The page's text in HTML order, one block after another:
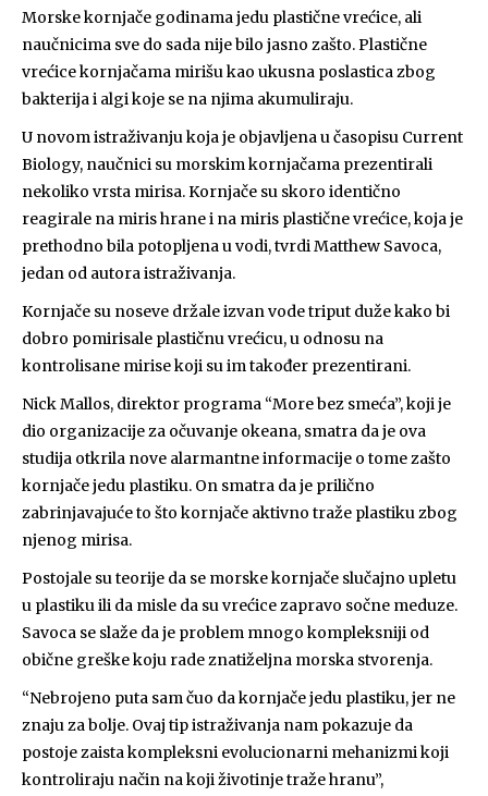
Morske kornjače godinama jedu plastične vrećice, ali
naučnicima sve do sada nije bilo jasno zašto. Plastične
vrećice kornjačama mirišu kao ukusna poslastica zbog
bakterija i algi koje se na njima akumuliraju.
U novom istraživanju koja je objavljena u časopisu Current
Biology, naučnici su morskim kornjačama prezentirali
nekoliko vrsta mirisa. Kornjače su skoro identično
reagirale na miris hrane i na miris plastične vrećice, koja je
prethodno bila potopljena u vodi, tvrdi Matthew Savoca,
jedan od autora istraživanja.
Kornjače su noseve držale izvan vode triput duže kako bi
dobro pomirisale plastičnu vrećicu, u odnosu na
kontrolisane mirise koji su im također prezentirani.
Nick Mallos, direktor programa “More bez smeća”, koji je
dio organizacije za očuvanje okeana, smatra da je ova
studija otkrila nove alarmantne informacije o tome zašto
kornjače jedu plastiku. On smatra da je prilično
zabrinjavajuće to što kornjače aktivno traže plastiku zbog
njenog mirisa.
Postojale su teorije da se morske kornjače slučajno upletu
u plastiku ili da misle da su vrećice zapravo sočne meduze.
Savoca se slaže da je problem mnogo kompleksniji od
obične greške koju rade znatiželjna morska stvorenja.
“Nebrojeno puta sam čuo da kornjače jedu plastiku, jer ne
znaju za bolje. Ovaj tip istraživanja nam pokazuje da
postoje zaista kompleksni evolucionarni mehanizmi koji
kontroliraju način na koji životinje traže hranu”,